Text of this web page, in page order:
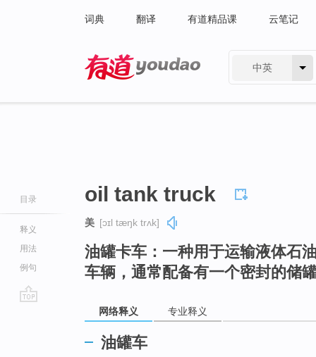
词典 翻译 有道精品课 云笔记
中英
目录
释义
用法
例句
oil tank truck
美 [ɔɪl tæŋk trʌk]
油罐卡车：一种用于运输液体石
车辆，通常配备有一个密封的储
网络释义 专业释义
油罐车